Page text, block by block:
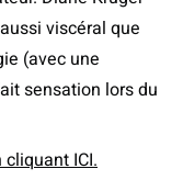
viscéral que
(avec une
sensation lors du
ICI.